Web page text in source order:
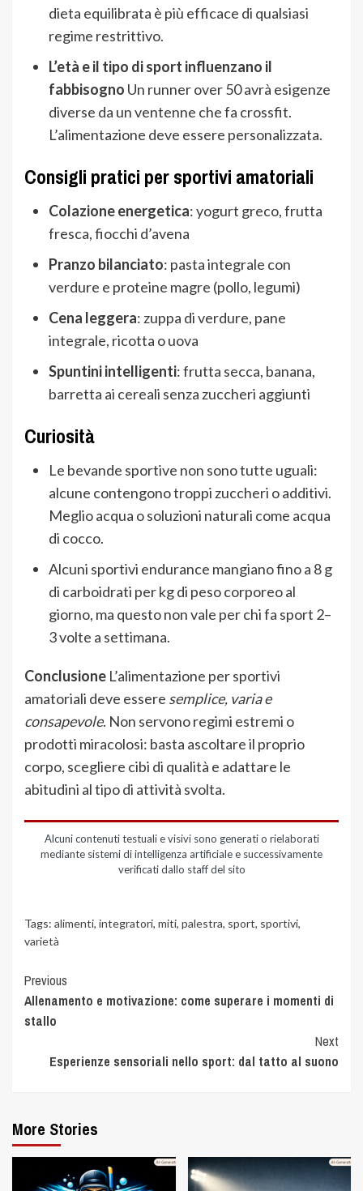
dieta equilibrata è più efficace di qualsiasi
regime restrittivo.
L’età e il tipo di sport influenzano il
fabbisogno Un runner over 50 avrà esigenze
diverse da un ventenne che fa crossfit.
L’alimentazione deve essere personalizzata.
Consigli pratici per sportivi amatoriali
Colazione energetica: yogurt greco, frutta
fresca, fiocchi d’avena
Pranzo bilanciato: pasta integrale con
verdure e proteine magre (pollo, legumi)
Cena leggera: zuppa di verdure, pane
integrale, ricotta o uova
Spuntini intelligenti: frutta secca, banana,
barretta ai cereali senza zuccheri aggiunti
Curiosità
Le bevande sportive non sono tutte uguali:
alcune contengono troppi zuccheri o additivi.
Meglio acqua o soluzioni naturali come acqua
di cocco.
Alcuni sportivi endurance mangiano fino a 8 g
di carboidrati per kg di peso corporeo al
giorno, ma questo non vale per chi fa sport 2–
3 volte a settimana.
Conclusione L’alimentazione per sportivi
amatoriali deve essere semplice, varia e
consapevole. Non servono regimi estremi o
prodotti miracolosi: basta ascoltare il proprio
corpo, scegliere cibi di qualità e adattare le
abitudini al tipo di attività svolta.
Alcuni contenuti testuali e visivi sono generati o rielaborati
mediante sistemi di intelligenza artificiale e successivamente
verificati dallo staff del sito
Tags: alimenti, integratori, miti, palestra, sport, sportivi,
varietà
Previous
Allenamento e motivazione: come superare i momenti di
stallo
Next
Esperienze sensoriali nello sport: dal tatto al suono
More Stories